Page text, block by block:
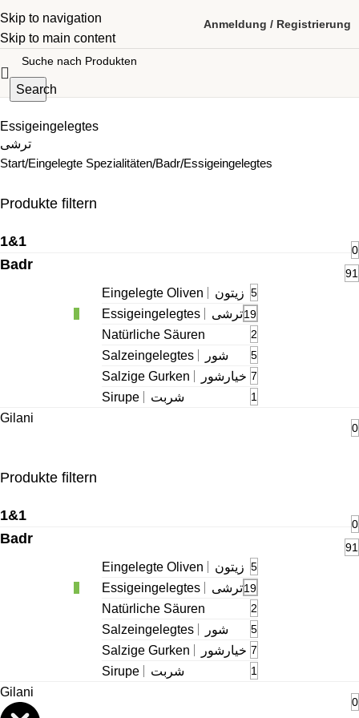
Skip to navigation
Skip to main content
Anmeldung / Registrierung
Search
Essigeingelegtes
ترشی
Start Eingelegte Spezialitäten Badr Essigeingelegtes
Produkte filtern
1&1
0
Badr
91
Eingelegte Oliven زیتون 5
Essigeingelegtes ترشی19
Natürliche Säuren 2
Salzeingelegtes شور 5
Salzige Gurken خیارشور 7
Sirupe شربت 1
Gilani
0
Produkte filtern
1&1
0
Badr
91
Eingelegte Oliven زیتون 5
Essigeingelegtes ترشی19
Natürliche Säuren 2
Salzeingelegtes شور 5
Salzige Gurken خیارشور 7
Sirupe شربت 1
Gilani
0